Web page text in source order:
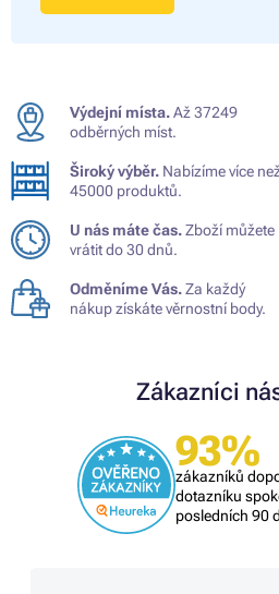
Výdejní místa.Až 37249
odběrných míst.
Široký výběr. Nabízíme více než
45000 produktů.
U nás máte čas.Zboží můžete
vrátit do 30 dnů.
Odměníme Vás.Za každý
nákup získáte věrnostní body.
Zákazníci
93%
zákazníků
dotazníku
posledních 90